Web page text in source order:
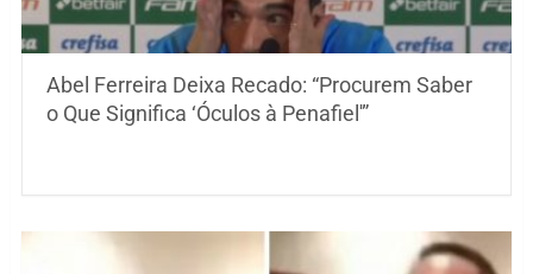
Abel Ferreira Deixa Recado: “Procurem Saber
o Que Significa ‘Óculos à Penafiel'”